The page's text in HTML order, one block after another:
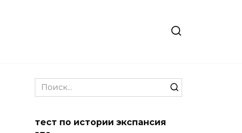
Search
for:
тест по истории экспансия